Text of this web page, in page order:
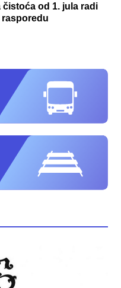
čistoća od 1. jula radi